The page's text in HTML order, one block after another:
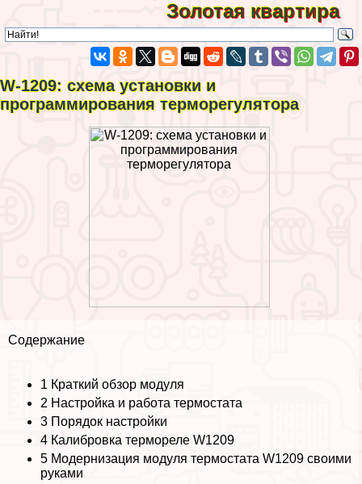
Золотая квартира
W-1209: схема установки и
программирования терморегулятора
Содержание
1 Краткий обзор модуля
2 Настройка и работа термостата
3 Порядок настройки
4 Калибровка термореле W1209
5 Модернизация модуля термостата W1209 своими
руками